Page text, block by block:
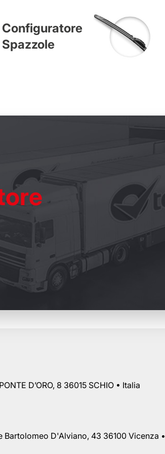
Configuratore
Spazzole
D’ORO, 8 36015 SCHIO • Italia
Bartolomeo D'Alviano, 43 36100 Vicenza •